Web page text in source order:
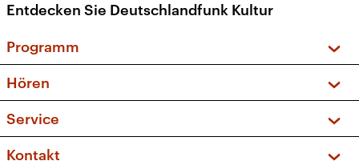
Entdecken Sie Deutschlandfunk Kultur
Programm
Sendungen und Podcasts
Musikliste
Kakadu – Das Kinderprogramm
Hören
Frequenzen (UKW + DAB+)
Service
FAQ
Kontakt